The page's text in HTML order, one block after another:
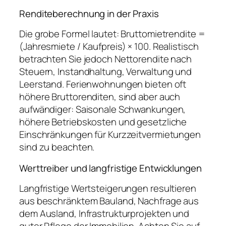
Renditeberechnung in der Praxis
Die grobe Formel lautet: Bruttomietrendite =
(Jahresmiete / Kaufpreis) × 100. Realistisch
betrachten Sie jedoch Nettorendite nach
Steuern, Instandhaltung, Verwaltung und
Leerstand. Ferienwohnungen bieten oft
höhere Bruttorenditen, sind aber auch
aufwändiger: Saisonale Schwankungen,
höhere Betriebskosten und gesetzliche
Einschränkungen für Kurzzeitvermietungen
sind zu beachten.
Werttreiber und langfristige Entwicklungen
Langfristige Wertsteigerungen resultieren
aus beschränktem Bauland, Nachfrage aus
dem Ausland, Infrastrukturprojekten und